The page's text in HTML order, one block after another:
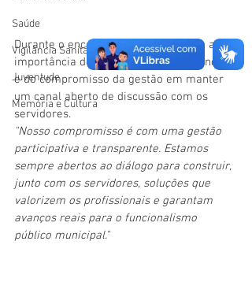
Saúde
Vigilãncia Sanitária
Juventude
Memória e Cultura
Durante o encontro, Zé Luiz destacou a
importância do diálogo, da transparência
e do compromisso da gestão em manter
um canal aberto de discussão com os
servidores.
"Nosso compromisso é com uma gestão
participativa e transparente. Estamos
sempre abertos ao diálogo para construir,
junto com os servidores, soluções que
valorizem os profissionais e garantam
avanços reais para o funcionalismo
público municipal."